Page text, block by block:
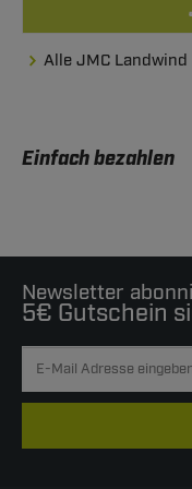
Alle JMC
Einfach bezahlen
Newsletter
5€ Gutschein